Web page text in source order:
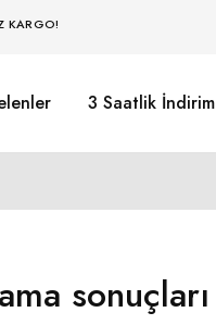
KARGO!
3 Saatlik İndirim
sonuçları